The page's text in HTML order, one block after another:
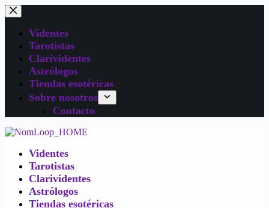
Videntes
Tarotistas
Clarividentes
Astrólogos
Tiendas esotéricas
Sobre nosotros
Contacto
Videntes
Tarotistas
Clarividentes
Astrólogos
Tiendas esotéricas